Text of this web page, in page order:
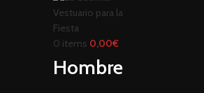
0 items 0,00€
Hombre